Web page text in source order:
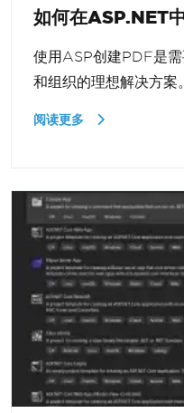
如何在ASP.NET
使用ASP创建PDF是
和组织的理想解决方案。
阅读更多